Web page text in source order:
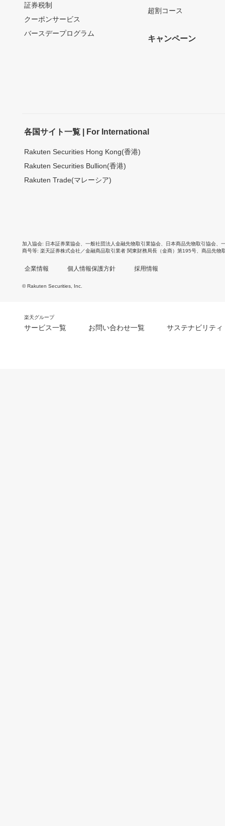
証券税制
クーポンサービス
バースデープログラム
超割コース
キャンペーン
各国サイト一覧 | For International
Rakuten Securities Hong Kong(香港)
Rakuten Securities Bullion(香港)
Rakuten Trade(マレーシア)
加入協会 日本証券業協会 一般社団法人金融先物取引業協会 日本商品先物取引協会
商号等 楽天証券株式会社／金融商品取引業者 関東財務局長（金商）第195号、商品先物
企業情報 個人情報保護方針 採用情報
© Rakuten Securities, Inc.
楽天グループ
サービス一覧 お問い合わせ一覧 サステナビリティ